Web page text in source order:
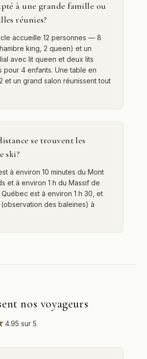
à une grande famille ou
réunies?
accueille 12 personnes — 8
king, 2 queen) et un
avec lit queen et deux lits
pour 4 enfants. Une table en
et un grand salon réunissent tout
se trouvent les
ski?
à environ 10 minutes du Mont
et à environ 1 h du Massif de
est à environ 1 h 30, et
des baleines) à
nos voyageurs
4.95 sur 5